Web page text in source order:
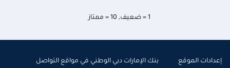
1 = ضعيف , 10 = ممتاز
إعدادات الموقع
بنك الإمارات دبي الوطني في مواقع التواصل